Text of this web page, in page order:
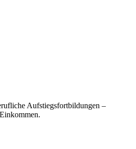
Aufstiegsfortbildungen –